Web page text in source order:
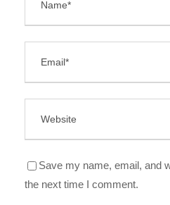
Save my name, email, and
the next time I comment.